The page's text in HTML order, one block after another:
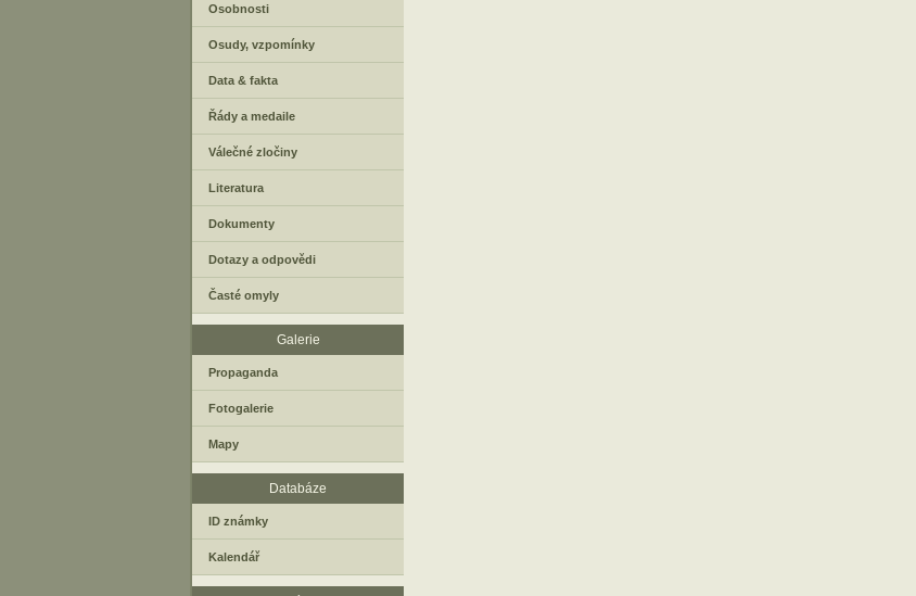
Osobnosti
Osudy, vzpomínky
Data & fakta
Řády a medaile
Válečné zločiny
Literatura
Dokumenty
Dotazy a odpovědi
Časté omyly
Galerie
Propaganda
Fotogalerie
Mapy
Databáze
ID známky
Kalendář